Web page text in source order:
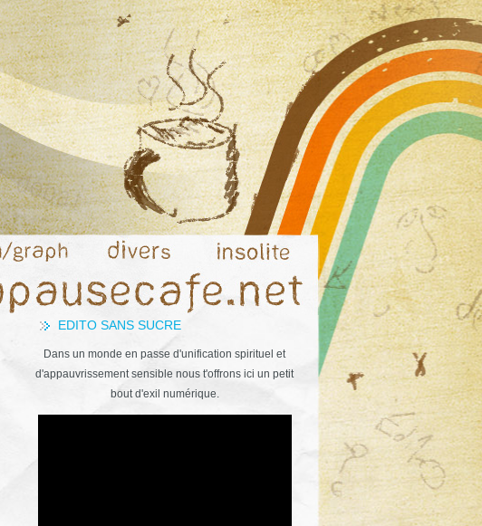
EDITO SANS SUCRE
Dans un monde en passe d'unification spirituel et
d'appauvrissement sensible nous t'offrons ici un petit
bout d'exil numérique.